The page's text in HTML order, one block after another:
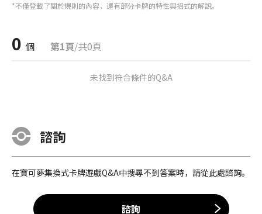
*不僅登載了關於規則的內容，還有部分卡牌的特性與招式的解說。
0 個 第1頁/共0頁
未找到符合條件的Q&A
諮詢
在寶可夢集換式卡牌遊戲Q&A中搜尋不到答案時，請從此處諮詢。
諮詢